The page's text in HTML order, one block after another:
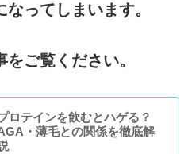
ってしまいます。
ご覧ください。
ロテインを飲むとハゲる？
・薄毛との関係を徹底解